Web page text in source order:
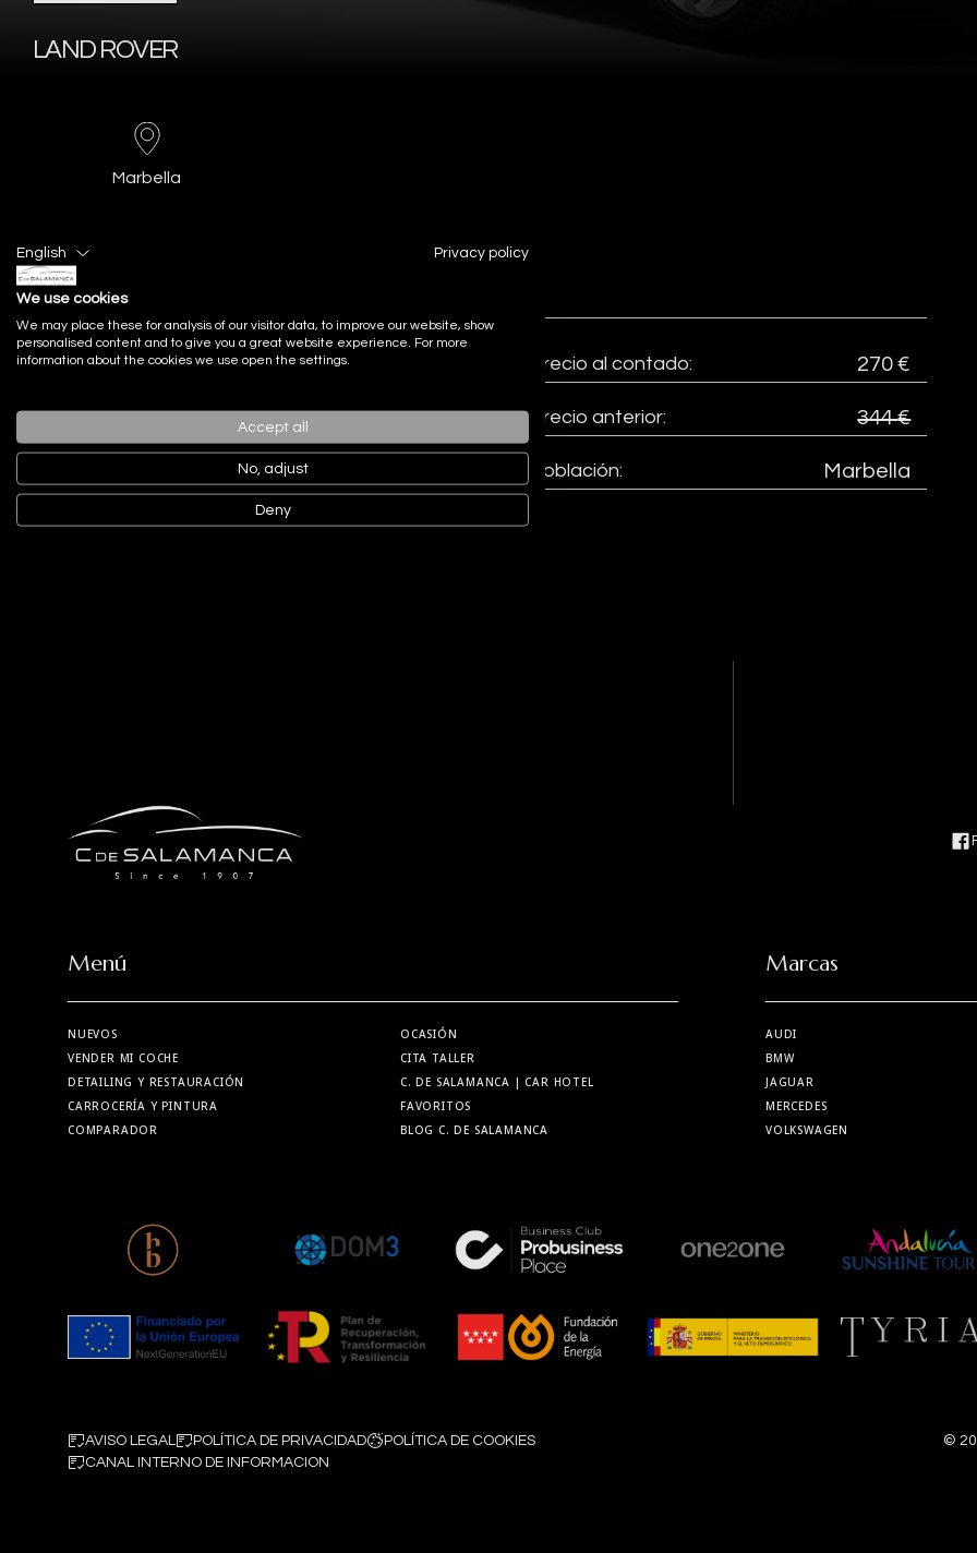
LAND ROVER
Marbella
Dátos técnicos
Marca: LAND ROVER
Modelo:
Precio al contado: 270 €
Precio anterior: 344 €
Población: Marbella
Menú
NUEVOS
VENDER MI COCHE
DETAILING Y RESTAURACIÓN
CARROCERÍA Y PINTURA
COMPARADOR
OCASIÓN
CITA TALLER
C. DE SALAMANCA | CAR HOTEL
FAVORITOS
BLOG C. DE SALAMANCA
Marcas
AUDI
BMW
JAGUAR
MERCEDES
VOLKSWAGEN
AVISO LEGAL POLÍTICA DE PRIVACIDAD
POLÍTICA DE COOKIES
CANAL INTERNO DE INFORMACION
©
English Privacy policy
We use cookies
We may place these for analysis of our visitor data, to improve our website, show
personalised content and to give you a great website experience. For more
information about the cookies we use open the settings.
Accept all
No, adjust
Deny